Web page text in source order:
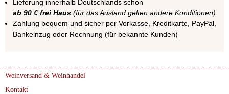
Lieferung innerhalb Deutschlands schon
ab 90 € frei Haus (für das Ausland gelten andere Konditionen)
Zahlung bequem und sicher per Vorkasse, Kreditkarte, PayPal,
Bankeinzug oder Rechnung (für bekannte Kunden)
Weinversand & Weinhandel
Kontakt